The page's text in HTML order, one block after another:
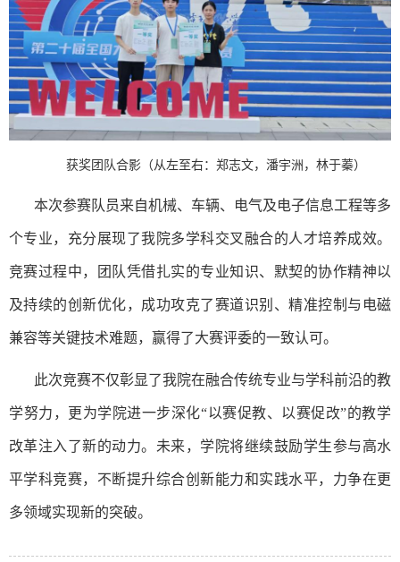
获奖团队合影（从左至右：郑志文，潘宇洲，林于蓁）
本次参赛队员来自机械、车辆、电气及电子信息工程等多
个专业，充分展现了我院多学科交叉融合的人才培养成效。
竞赛过程中，团队凭借扎实的专业知识、默契的协作精神以
及持续的创新优化，成功攻克了赛道识别、精准控制与电磁
兼容等关键技术难题，赢得了大赛评委的一致认可。
此次竞赛不仅彰显了我院在融合传统专业与学科前沿的教
学努力，更为学院进一步深化“以赛促教、以赛促改”的教学
改革注入了新的动力。未来，学院将继续鼓励学生参与高水
平学科竞赛，不断提升综合创新能力和实践水平，力争在更
多领域实现新的突破。